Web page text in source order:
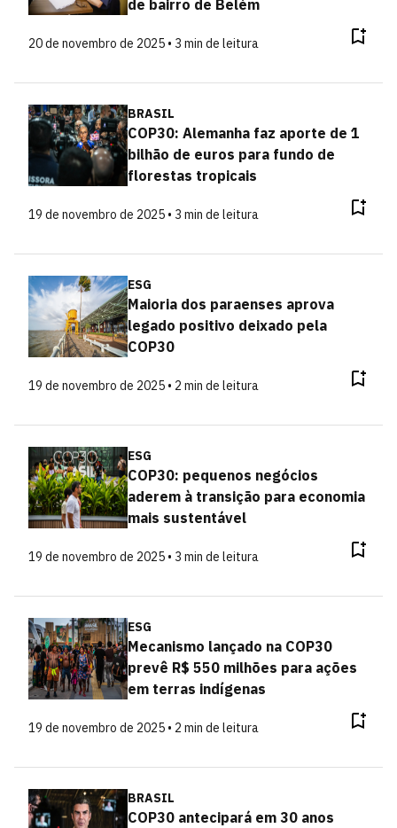
de bairro de Belém
20 de novembro de 2025 • 3 min de leitura
BRASIL
COP30: Alemanha faz aporte de 1
bilhão de euros para fundo de
florestas tropicais
19 de novembro de 2025 • 3 min de leitura
ESG
Maioria dos paraenses aprova
legado positivo deixado pela
COP30
19 de novembro de 2025 • 2 min de leitura
ESG
COP30: pequenos negócios
aderem à transição para economia
mais sustentável
19 de novembro de 2025 • 3 min de leitura
ESG
Mecanismo lançado na COP30
prevê R$ 550 milhões para ações
em terras indígenas
19 de novembro de 2025 • 2 min de leitura
BRASIL
COP30 antecipará em 30 anos